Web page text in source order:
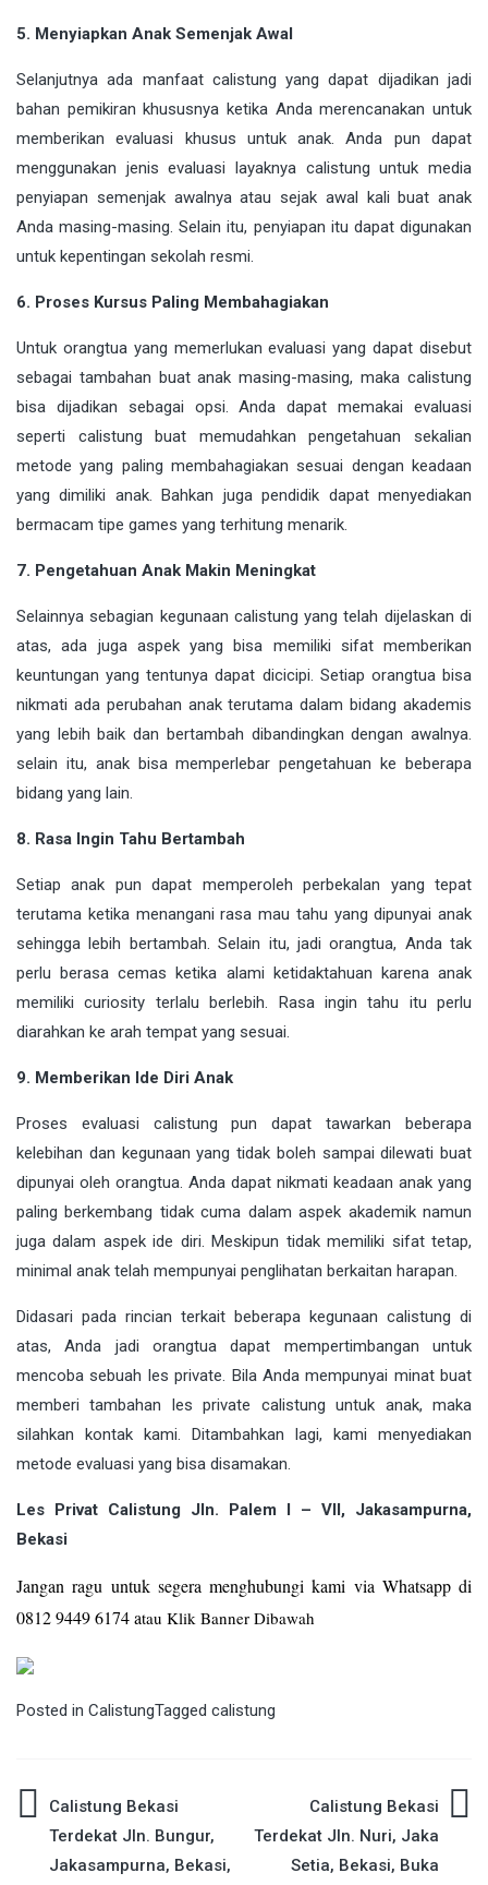
5. Menyiapkan Anak Semenjak Awal
Selanjutnya ada manfaat calistung yang dapat dijadikan jadi
bahan pemikiran khususnya ketika Anda merencanakan untuk
memberikan evaluasi khusus untuk anak. Anda pun dapat
menggunakan jenis evaluasi layaknya calistung untuk media
penyiapan semenjak awalnya atau sejak awal kali buat anak
Anda masing-masing. Selain itu, penyiapan itu dapat digunakan
untuk kepentingan sekolah resmi.
6. Proses Kursus Paling Membahagiakan
Untuk orangtua yang memerlukan evaluasi yang dapat disebut
sebagai tambahan buat anak masing-masing, maka calistung
bisa dijadikan sebagai opsi. Anda dapat memakai evaluasi
seperti calistung buat memudahkan pengetahuan sekalian
metode yang paling membahagiakan sesuai dengan keadaan
yang dimiliki anak. Bahkan juga pendidik dapat menyediakan
bermacam tipe games yang terhitung menarik.
7. Pengetahuan Anak Makin Meningkat
Selainnya sebagian kegunaan calistung yang telah dijelaskan di
atas, ada juga aspek yang bisa memiliki sifat memberikan
keuntungan yang tentunya dapat dicicipi. Setiap orangtua bisa
nikmati ada perubahan anak terutama dalam bidang akademis
yang lebih baik dan bertambah dibandingkan dengan awalnya.
selain itu, anak bisa memperlebar pengetahuan ke beberapa
bidang yang lain.
8. Rasa Ingin Tahu Bertambah
Setiap anak pun dapat memperoleh perbekalan yang tepat
terutama ketika menangani rasa mau tahu yang dipunyai anak
sehingga lebih bertambah. Selain itu, jadi orangtua, Anda tak
perlu berasa cemas ketika alami ketidaktahuan karena anak
memiliki curiosity terlalu berlebih. Rasa ingin tahu itu perlu
diarahkan ke arah tempat yang sesuai.
9. Memberikan Ide Diri Anak
Proses evaluasi calistung pun dapat tawarkan beberapa
kelebihan dan kegunaan yang tidak boleh sampai dilewati buat
dipunyai oleh orangtua. Anda dapat nikmati keadaan anak yang
paling berkembang tidak cuma dalam aspek akademik namun
juga dalam aspek ide diri. Meskipun tidak memiliki sifat tetap,
minimal anak telah mempunyai penglihatan berkaitan harapan.
Didasari pada rincian terkait beberapa kegunaan calistung di
atas, Anda jadi orangtua dapat mempertimbangan untuk
mencoba sebuah les private. Bila Anda mempunyai minat buat
memberi tambahan les private calistung untuk anak, maka
silahkan kontak kami. Ditambahkan lagi, kami menyediakan
metode evaluasi yang bisa disamakan.
Les Privat Calistung Jln. Palem I – VII, Jakasampurna,
Bekasi
Jangan ragu untuk segera menghubungi kami via Whatsapp di
0812 9449 6174 atau Klik Banner Dibawah
Posted in CalistungTagged calistung
Post
navigation
Calistung Bekasi
Terdekat Jln. Bungur,
Jakasampurna, Bekasi,
Calistung Bekasi
Terdekat Jln. Nuri, Jaka
Setia, Bekasi, Buka